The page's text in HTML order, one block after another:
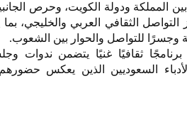
المملكة ودولة الكويت، وحرص
الثقافي العربي والخليجي،
ثقافيًا غنيًا يتضمن ندوات
السعوديين الذين يعكس حضورهم